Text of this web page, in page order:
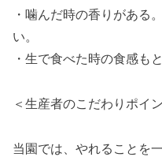
・噛んだ時の香りがある
い。
・生で食べた時の食感も
＜生産者のこだわりポイ
当園では、やれることを